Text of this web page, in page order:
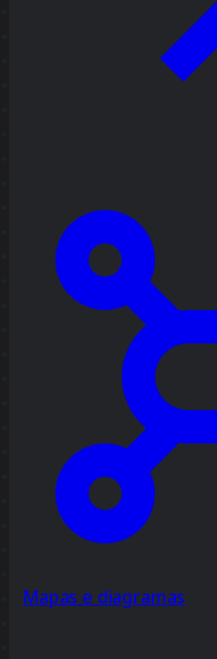
Mapas e diagramas